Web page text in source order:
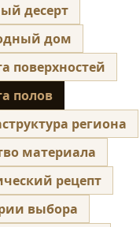
десерт
дом
поверхностей
полов
региона
материала
рецепт
выбора